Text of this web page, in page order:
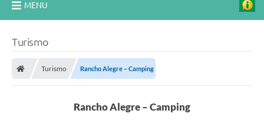
MENU
Turismo
Turismo Rancho Alegre – Camping
Rancho Alegre – Camping